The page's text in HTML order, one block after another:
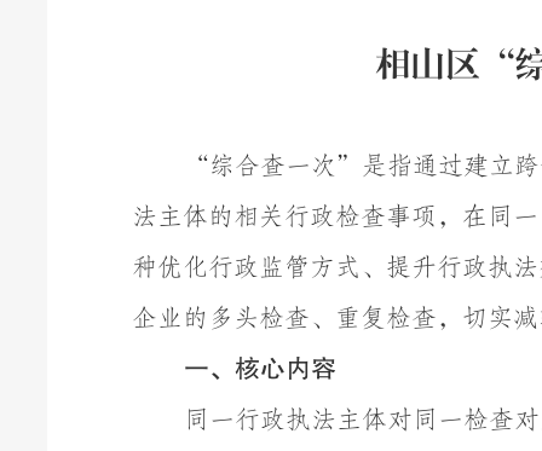
相山区 “
“综合查一次 ” 是指通过建立
法主体的相关行政检查事项，在同
种优化行政监管方式、提升行政执
企业的多头检查、重复检查，切实
一、核心内容
同一行政执法主体对同一检查